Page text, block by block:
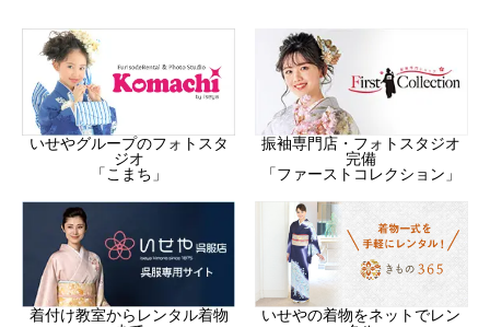
いせやグループのフォトスタ
ジオ
「こまち」
振袖専門店・フォトスタジオ
完備
「ファーストコレクション」
着付け教室からレンタル着物 いせやの着物をネットでレン